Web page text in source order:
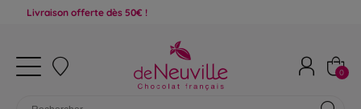
Livraison offerte dès 50€ !
0